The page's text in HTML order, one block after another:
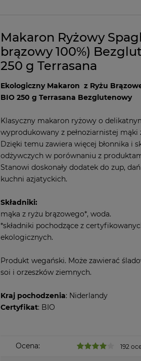
Makaron Ryżowy
brązowy 100%)
250 g Terrasana
Ekologiczny Makaron z Ryżu
BIO 250 g Terrasana Bezglutenowy
Klasyczny makaron ryżowy o
wyprodukowany z pełnoziarnistej mąki
Dzięki temu zawiera więcej błonnika i
odżywczych w porównaniu z
Stanowi doskonały dodatek do zup,
kuchni azjatyckich.
Składniki:
mąka z ryżu brązowego*, woda.
*składniki pochodzące z
ekologicznych.
Produkt wegański. Może zawierać
soi i orzeszków ziemnych.
Kraj pochodzenia: Niderlandy
Certyfikat: BIO
Ocena: 192